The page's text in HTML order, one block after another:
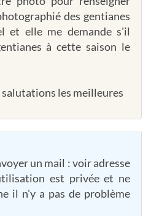
des gentianes
et elle me demande s'il
à cette saison le
salutations les meilleures
un mail : voir adresse
est privée et ne
il n'y a pas de problème